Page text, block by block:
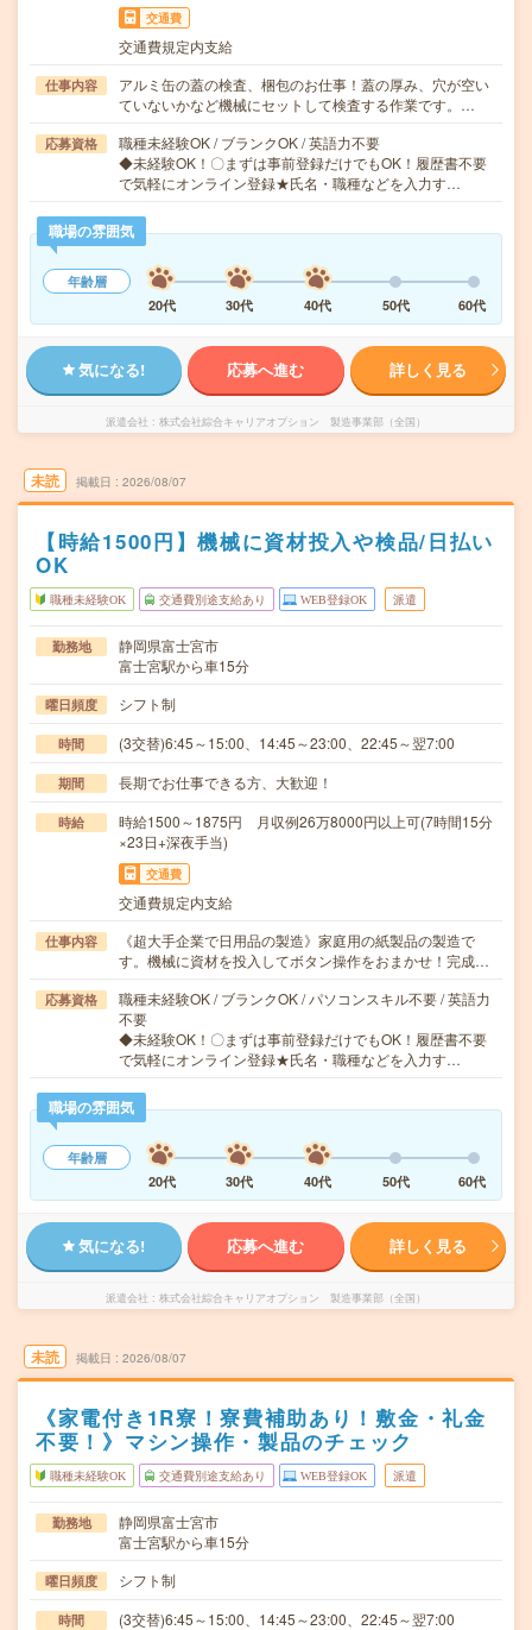
交通費
交通費規定内支給
仕事内容
アルミ缶の蓋の検査、梱包のお仕事！蓋の厚み、穴が空い
ていないかなど機械にセットして検査する作業です。…
応募資格
職種未経験OK / ブランクOK / 英語力不要
◆未経験OK！〇まずは事前登録だけでもOK！履歴書不要
で気軽にオンライン登録★氏名・職種などを入力す…
職場の雰囲気
年齢層
20代
30代 40代 50代 60代
気になる! 応募へ進む 詳しく見る
派遣会社 株式会社綜合キャリアオプション 製造事業部（全国）
未読 掲載日 2026/08/07
【時給1500円】機械に資材投入や検品/日払い
OK
職種未経験OK 交通費別途支給あり WEB登録OK 派遣
勤務地
静岡県富士宮市
富士宮駅から車15分
曜日頻度 シフト制
時間 (3交替)6:45～15:00、14:45～23:00、22:45～翌7:00
期間 長期でお仕事できる方、大歓迎！
時給
時給1500～1875円 月収例26万8000円以上可(7時間15分
×23日+深夜手当)
交通費
交通費規定内支給
仕事内容
《超大手企業で日用品の製造》家庭用の紙製品の製造で
す。機械に資材を投入してボタン操作をおまかせ！完成…
応募資格
職種未経験OK / ブランクOK / パソコンスキル不要 / 英語力
不要
◆未経験OK！〇まずは事前登録だけでもOK！履歴書不要
で気軽にオンライン登録★氏名・職種などを入力す…
職場の雰囲気
年齢層
20代
30代 40代 50代 60代
気になる! 応募へ進む 詳しく見る
派遣会社 株式会社綜合キャリアオプション 製造事業部（全国）
未読 掲載日 2026/08/07
《家電付き1R寮！寮費補助あり！敷金・礼金
不要！》マシン操作・製品のチェック
職種未経験OK 交通費別途支給あり WEB登録OK 派遣
勤務地
静岡県富士宮市
富士宮駅から車15分
曜日頻度 シフト制
時間 (3交替)6:45～15:00、14:45～23:00、22:45～翌7:00